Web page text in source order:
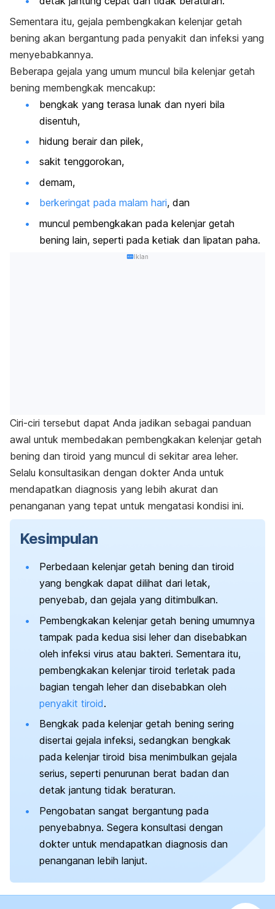
Sementara itu, gejala pembengkakan kelenjar getah
bening akan bergantung pada penyakit dan infeksi yang
menyebabkannya.
Beberapa gejala yang umum muncul bila kelenjar getah
bening membengkak mencakup:
bengkak yang terasa lunak dan nyeri bila
disentuh,
hidung berair dan pilek,
sakit tenggorokan,
demam,
berkeringat pada malam hari, dan
muncul pembengkakan pada kelenjar getah
bening lain, seperti pada ketiak dan lipatan paha.
Iklan
Ciri-ciri tersebut dapat Anda jadikan sebagai panduan
awal untuk membedakan pembengkakan kelenjar getah
bening dan tiroid yang muncul di sekitar area leher.
Selalu konsultasikan dengan dokter Anda untuk
mendapatkan diagnosis yang lebih akurat dan
penanganan yang tepat untuk mengatasi kondisi ini.
Kesimpulan
Perbedaan kelenjar getah bening dan tiroid
yang bengkak dapat dilihat dari letak,
penyebab, dan gejala yang ditimbulkan.
Pembengkakan kelenjar getah bening umumnya
tampak pada kedua sisi leher dan disebabkan
oleh infeksi virus atau bakteri. Sementara itu,
pembengkakan kelenjar tiroid terletak pada
bagian tengah leher dan disebabkan oleh
penyakit tiroid.
Bengkak pada kelenjar getah bening sering
disertai gejala infeksi, sedangkan bengkak
pada kelenjar tiroid bisa menimbulkan gejala
serius, seperti penurunan berat badan dan
detak jantung tidak beraturan.
Pengobatan sangat bergantung pada
penyebabnya. Segera konsultasi dengan
dokter untuk mendapatkan diagnosis dan
penanganan lebih lanjut.